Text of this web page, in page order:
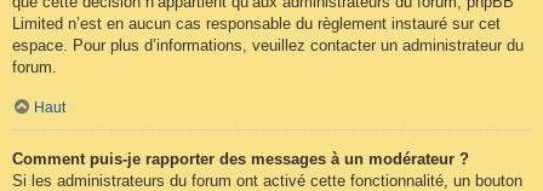
Limited n’est en aucun cas responsable du règlement instauré sur cet
espace. Pour plus d’informations, veuillez contacter un administrateur du
forum.
Haut
Comment puis-je rapporter des messages à un modérateur ?
Si les administrateurs du forum ont activé cette fonctionnalité, un bouton